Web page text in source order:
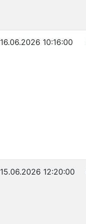
16.06.2026 10:16:00
15.06.2026 12:20:00